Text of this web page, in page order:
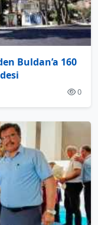
Buldan’a 160
0